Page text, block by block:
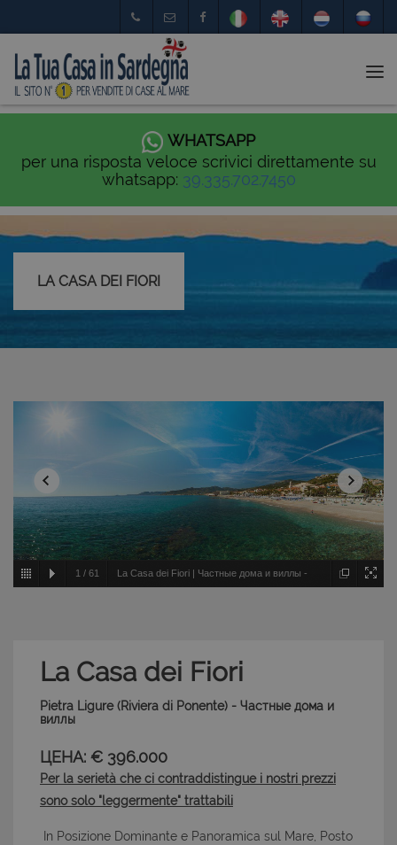
WHATSAPP
per una risposta veloce scrivici direttamente su
whatsapp: 39.335.702.7450
LA CASA DEI FIORI
1 / 61 La Casa dei Fiori | Частные дома и виллы -
La Casa dei Fiori
Pietra Ligure (Riviera di Ponente) - Частные дома и
виллы
ЦЕНА: € 396.000
Per la serietà che ci contraddistingue i nostri prezzi
sono solo "leggermente" trattabili
In Posizione Dominante e Panoramica sul Mare, Posto